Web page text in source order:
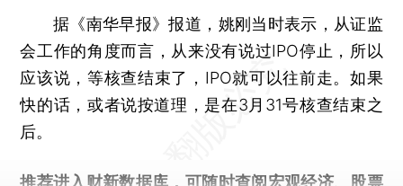
据《南华早报》报道，姚刚当时表示，从证监
会工作的角度而言，从来没有说过IPO停止，所以
应该说，等核查结束了，IPO就可以往前走。如果
快的话，或者说按道理，是在3月31号核查结束之
后。
推荐进入 财新数据库 ，可随时查阅宏观经济、股票